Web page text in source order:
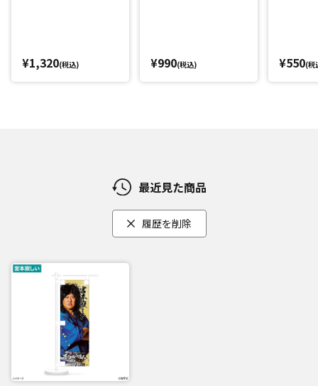
¥1,320(税込) ¥990(税込) ¥550(税
最近見た商品
履歴を削除